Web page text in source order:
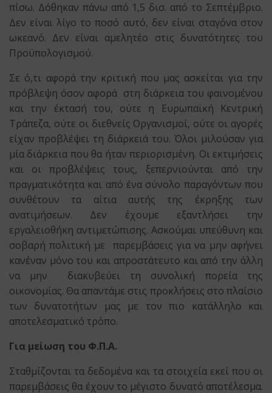
πίσω. Δόθηκαν πάνω από 1,5 δισ. από το Σεπτέμβριο.
Δεν είναι λίγο το ποσό αυτό, δεν είναι σταγόνα στον
ωκεανό. Δεν είναι αμελητέο στις δυνατότητες του
Προϋπολογισμού.
Σε ό,τι αφορά την κριτική που μας ασκείται για την
πρόβλεψη όσον αφορά στη διάρκεια του φαινομένου
και την έκτασή του, ούτε η Ευρωπαϊκή Κεντρική
Τράπεζα, ούτε οι διεθνείς Οργανισμοί, ούτε οι αγορές
είχαν προβλέψει τη διάρκειά του. Όλοι μιλούσαν για
μία διάρκεια που θα ήταν περιορισμένη. Οι εκτιμήσεις
και οι προβλέψεις τους, ξεπερνιούνται από την
πραγματικότητα και από ένα σύνολο παραγόντων που
συνθέτουν τα αίτια αυτής της έκρηξης των
ανατιμήσεων. Δεν έχουμε εξαντλήσει την
εργαλειοθήκη αντιμετώπισης. Ασκούμαι υπεύθυνη και
σοβαρή πολιτική με παρεμβάσεις για να μην αφήνει
κανέναν μόνο του και απροστάτευτο και από την άλλη
να μην διακυβεύει τη συνολική πορεία της
οικονομίας. Θα απαντάμε στις προκλήσεις στο πλαίσιο
των δυνατοτήτων μας με τον πιο κατάλληλο και
αποτελεσματικό τρόπο.
Για μείωση του Φ.Π.Α.
Σταθμίζονται τα δεδομένα και τα στοιχεία εκεί που οι
παρεμβάσεις θα έχουν το μέγιστο δυνατό αποτέλεσμα.